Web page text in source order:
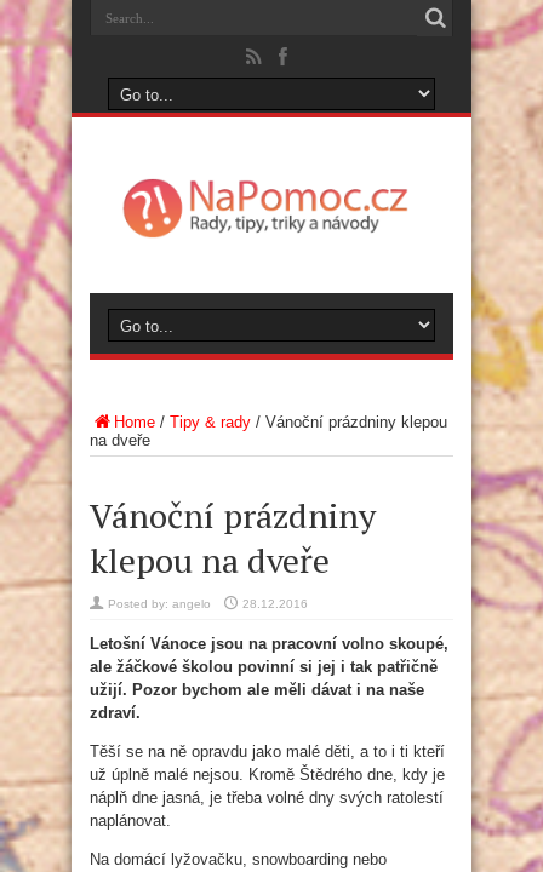
Home / Tipy & rady / Vánoční prázdniny klepou
na dveře
Vánoční prázdniny
klepou na dveře
Posted by: angelo 28.12.2016
Letošní Vánoce jsou na pracovní volno skoupé,
ale žáčkové školou povinní si jej i tak patřičně
užijí. Pozor bychom ale měli dávat i na naše
zdraví.
Těší se na ně opravdu jako malé děti, a to i ti kteří
už úplně malé nejsou. Kromě Štědrého dne, kdy je
náplň dne jasná, je třeba volné dny svých ratolestí
naplánovat.
Na domácí lyžovačku, snowboarding nebo